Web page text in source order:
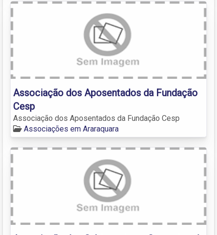
Associação dos Aposentados da Fundação
Cesp
Associação dos Aposentados da Fundação Cesp
Associações em Araraquara